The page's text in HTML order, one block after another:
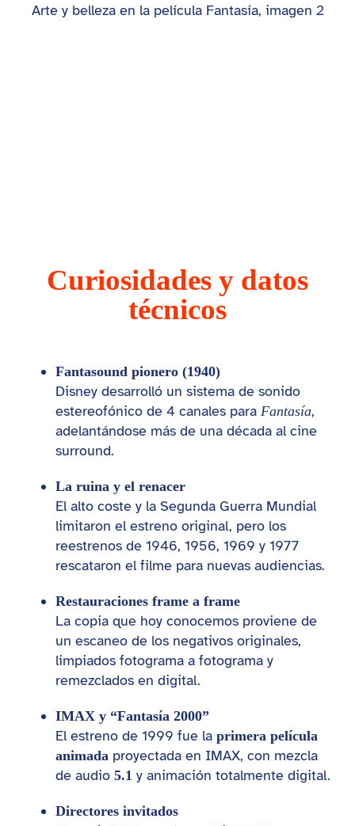
Arte y belleza en la película Fantasía, imagen 2
Curiosidades y datos
técnicos
Fantasound pionero (1940)
Disney desarrolló un sistema de sonido
estereofónico de 4 canales para Fantasía,
adelantándose más de una década al cine
surround.
La ruina y el renacer
El alto coste y la Segunda Guerra Mundial
limitaron el estreno original, pero los
reestrenos de 1946, 1956, 1969 y 1977
rescataron el filme para nuevas audiencias.
Restauraciones frame a frame
La copia que hoy conocemos proviene de
un escaneo de los negativos originales,
limpiados fotograma a fotograma y
remezclados en digital.
IMAX y “Fantasía 2000”
El estreno de 1999 fue la primera película
animadaproyectada en IMAX, con mezcla
de audio 5.1 y animación totalmente digital.
Directores invitados